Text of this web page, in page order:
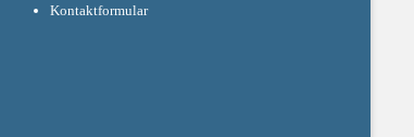
Kontaktformular